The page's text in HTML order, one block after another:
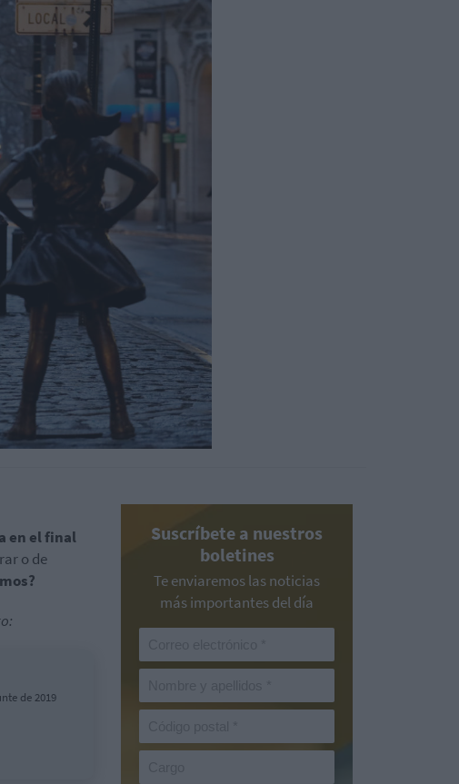
en el final
o de
de 2019
Suscríbete a nuestros
boletines
Te enviaremos las noticias
más importantes del día